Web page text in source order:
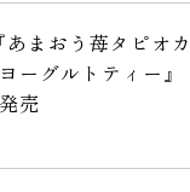
まおう苺タピオ
ーグルトティー
売